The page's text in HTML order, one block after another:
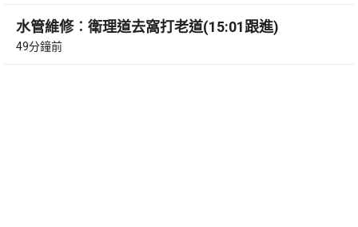
水管維修︰衛理道去窩打老道(15:01跟進)
49分鐘前